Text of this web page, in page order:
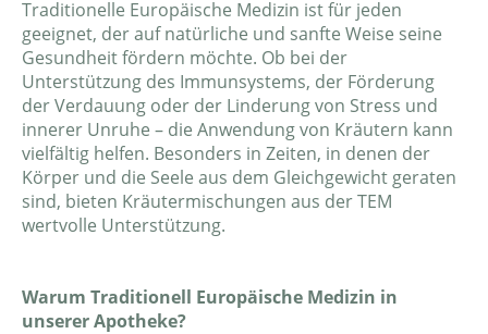
Traditionelle Europäische Medizin ist für jeden
geeignet, der auf natürliche und sanfte Weise seine
Gesundheit fördern möchte. Ob bei der
Unterstützung des Immunsystems, der Förderung
der Verdauung oder der Linderung von Stress und
innerer Unruhe – die Anwendung von Kräutern kann
vielfältig helfen. Besonders in Zeiten, in denen der
Körper und die Seele aus dem Gleichgewicht geraten
sind, bieten Kräutermischungen aus der TEM
wertvolle Unterstützung.
Warum Traditionell Europäische Medizin in
unserer Apotheke?